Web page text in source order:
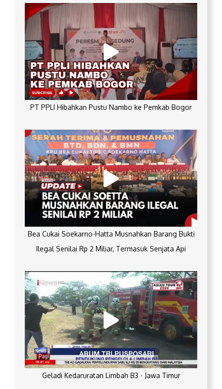
PT PPLI Hibahkan Pustu Nambo ke Pemkab Bogor
Bea Cukai Soekarno-Hatta Musnahkan Barang Bukti
Ilegal Senilai Rp 2 Miliar, Termasuk Senjata Api
Geladi Kedaruratan Limbah B3 - Jawa Timur